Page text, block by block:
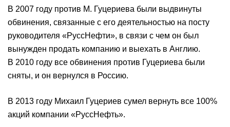
В 2007 году против М. Гуцериева были выдвинуты
обвинения, связанные с его деятельностью на посту
руководителя «РуссНефти», в связи с чем он был
вынужден продать компанию и выехать в Англию.
В 2010 году все обвинения против Гуцериева были
сняты, и он вернулся в Россию.
В 2013 году Михаил Гуцериев сумел вернуть все 100%
акций компании «РуссНефть».